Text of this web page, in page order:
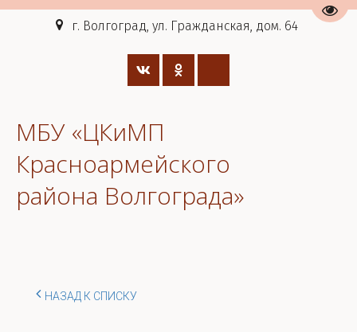
г. Волгоград, ул. Гражданская, дом. 64
МБУ «ЦКиМП
Красноармейского
района Волгограда»
НАЗАД К СПИСКУ